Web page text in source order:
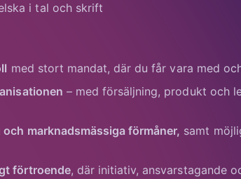
i tal och skrift
med stort mandat, där du får vara med
– med försäljning, produkt och
marknadsmässiga förmåner, samt
förtroende, där initiativ, ansvarstagande